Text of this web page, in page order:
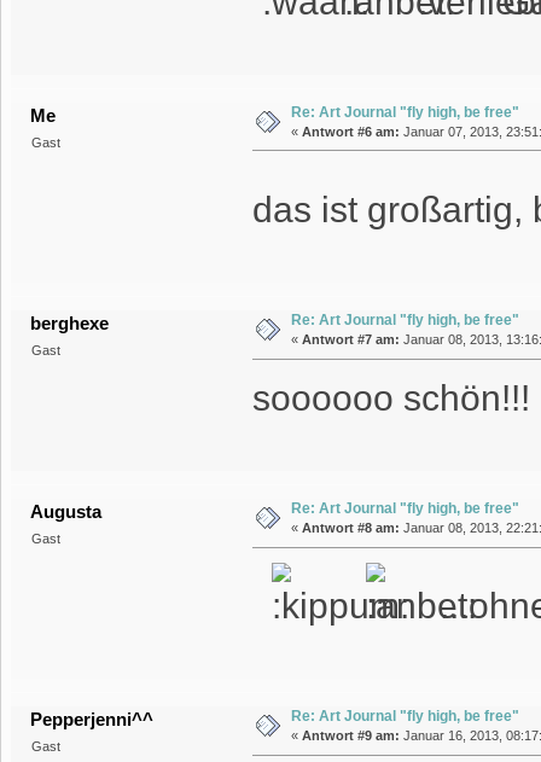
Me
Gast
Re: Art Journal "fly high, be free"
« Antwort #6 am: Januar 07, 2013,
das ist
berghexe
Gast
Re: Art Journal "fly high, be free"
« Antwort #7 am: Januar 08, 2013,
soooooo schön!!!
Augusta
Gast
Re: Art Journal "fly high, be free"
« Antwort #8 am: Januar 08, 2013,
Pepperjenni^^
Gast
Re: Art Journal "fly high, be free"
« Antwort #9 am: Januar 16, 2013,